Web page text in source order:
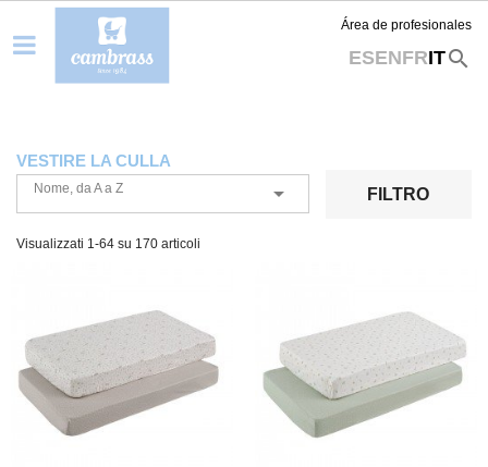
Área de profesionales
ESENFRITsearch
VESTIRE LA CULLA
Nome, da A a Z  FILTRO
Visualizzati 1-64 su 170 articoli